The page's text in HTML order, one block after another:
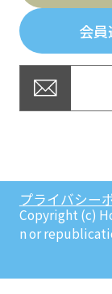
会員
プライバシー
Copyright (c)
n or